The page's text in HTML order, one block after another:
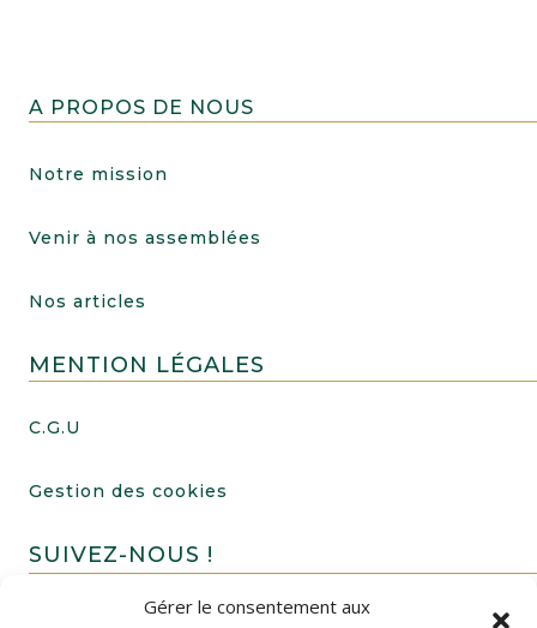
Gérer le consentement aux
A PROPOS DE NOUS
Notre mission
Venir à nos assemblées
Nos articles
MENTION LÉGALES
C.G.U
Gestion des cookies
SUIVEZ-NOUS !